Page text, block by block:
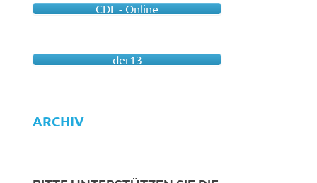
CDL - Online
der13
ARCHIV